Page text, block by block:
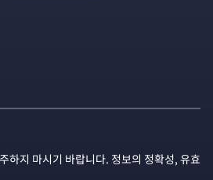
하지 마시기 바랍니다. 정보의 정확성, 유효